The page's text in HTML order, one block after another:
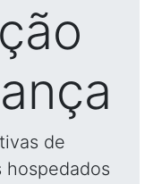
de
hospedados